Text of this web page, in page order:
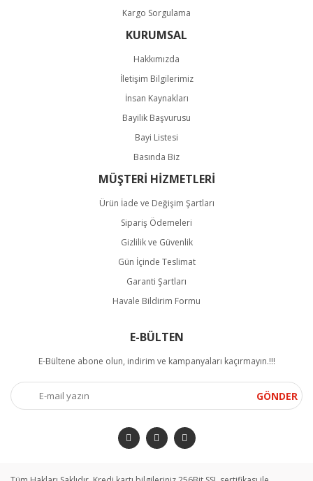
Kargo Sorgulama
KURUMSAL
Hakkımızda
İletişim Bilgilerimiz
İnsan Kaynakları
Bayilik Başvurusu
Bayi Listesi
Basında Biz
MÜŞTERİ HİZMETLERİ
Ürün İade ve Değişim Şartları
Sipariş Ödemeleri
Gizlilik ve Güvenlik
Gün İçinde Teslimat
Garanti Şartları
Havale Bildirim Formu
E-BÜLTEN
E-Bültene abone olun, indirim ve kampanyaları kaçırmayın.!!!
GÖNDER